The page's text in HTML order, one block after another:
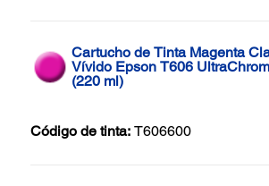
Cartucho de Tinta Magenta
Vívido Epson T606
(220 ml)
Código de tinta: T606600